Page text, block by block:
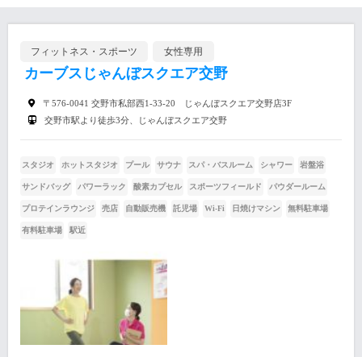
フィットネス・スポーツ 女性専用
カーブスじゃんぼスクエア交野
〒576-0041 交野市私部西1-33-20 じゃんぼスクエア交野店3F
交野市駅より徒歩3分、じゃんぼスクエア交野
スタジオ ホットスタジオ プール サウナ スパ・バスルーム シャワー 岩盤浴
サンドバッグ パワーラック 酸素カプセル スポーツフィールド パウダールーム
プロテインラウンジ 売店 自動販売機 託児場 Wi-Fi 日焼けマシン 無料駐車場
有料駐車場 駅近